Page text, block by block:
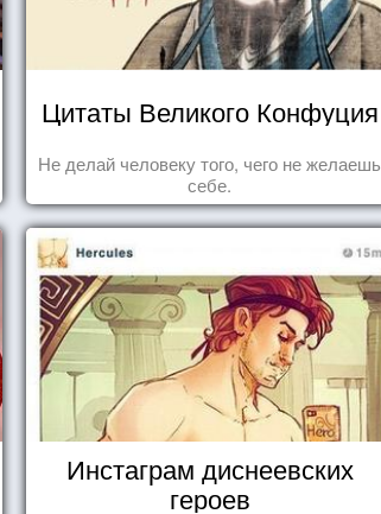
Цитаты Великого Конфуция
Не делай человеку того, чего не желаешь
себе.
Инстаграм диснеевских
героев